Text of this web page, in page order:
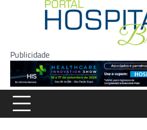
Publicidade